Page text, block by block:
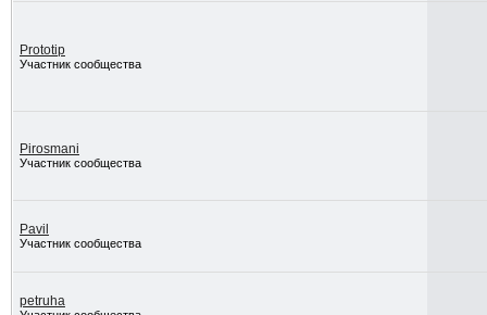
Prototip
Участник сообщества
Pirosmani
Участник сообщества
Pavil
Участник сообщества
petruha